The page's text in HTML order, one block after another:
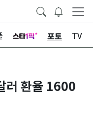
포토 TV
러 환율 1600